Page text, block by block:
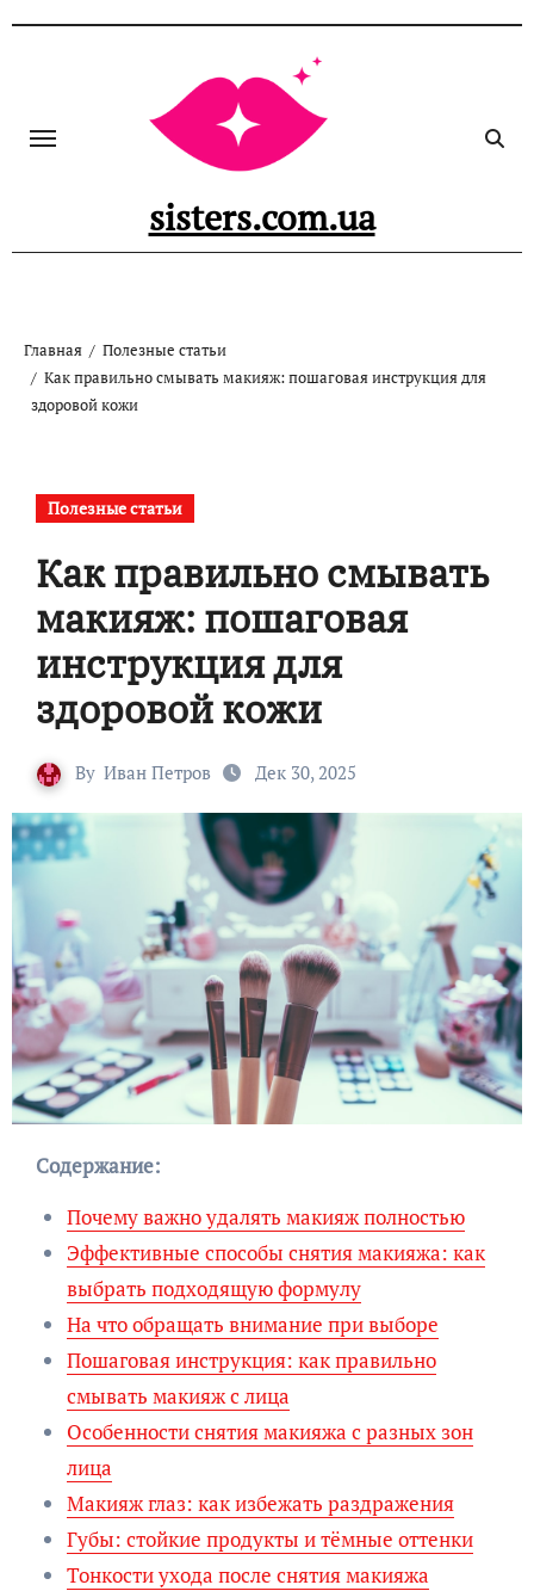
sisters.com.ua
Главная
Полезные статьи
Как правильно смывать макияж: пошаговая инструкция для
здоровой кожи
Полезные статьи
Как правильно смывать
макияж: пошаговая
инструкция для
здоровой кожи
By Иван Петров Дек 30, 2025
Содержание:
Почему важно удалять макияж полностью
Эффективные способы снятия макияжа: как
выбрать подходящую формулу
На что обращать внимание при выборе
Пошаговая инструкция: как правильно
смывать макияж с лица
Особенности снятия макияжа с разных зон
лица
Макияж глаз: как избежать раздражения
Губы: стойкие продукты и тёмные оттенки
Тонкости ухода после снятия макияжа